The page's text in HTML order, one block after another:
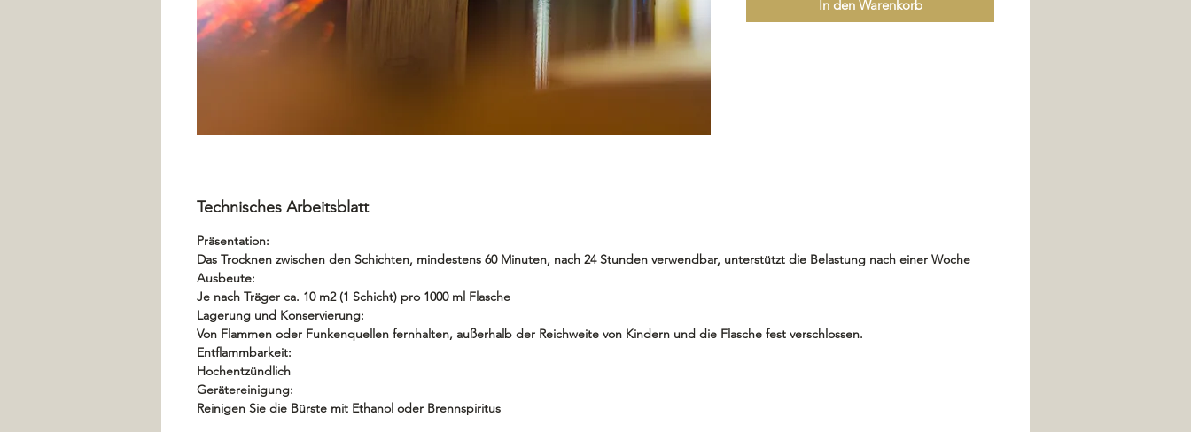
In den Warenkorb
Technisches Arbeitsblatt
Präsentation:
Das Trocknen zwischen den Schichten, mindestens 60 Minuten, nach 24 Stunden verwendbar, unterstützt die Belastung nach einer Woche
Ausbeute:
Je nach Träger ca. 10 m2 (1 Schicht) pro 1000 ml Flasche
Lagerung und Konservierung:
Von Flammen oder Funkenquellen fernhalten, außerhalb der Reichweite von Kindern und die Flasche fest verschlossen.
Entflammbarkeit:
Hochentzündlich
Gerätereinigung:
Reinigen Sie die Bürste mit Ethanol oder Brennspiritus